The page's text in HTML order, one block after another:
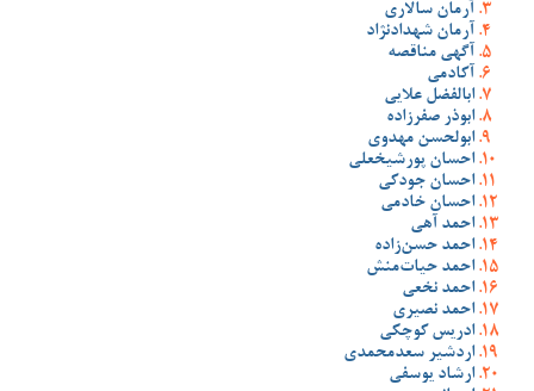
آرمان سالاری
آرمان شهدادنژاد
آگهی مناقصه
آکادمی
ابالفضل علایی
ابوذر صفرزاده
ابولحسن مهدوی
احسان پورشیخعلی
احسان جودکی
احسان خادمی
احمد آهی
احمد حسن‌زاده
احمد حیات‌منش
احمد نخعی
احمد نصیری
ادریس کوچکی
اردشیر سعدمحمدی
ارشاد یوسفی